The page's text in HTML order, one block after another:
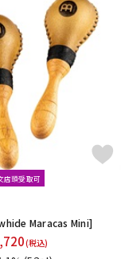
店頭受取可
Maracas Mini]
(税込)